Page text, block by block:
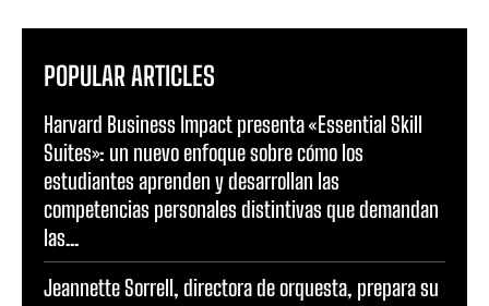
POPULAR ARTICLES
Harvard Business Impact presenta «Essential Skill
Suites»: un nuevo enfoque sobre cómo los
estudiantes aprenden y desarrollan las
competencias personales distintivas que demandan
las...
Jeannette Sorrell, directora de orquesta, prepara su